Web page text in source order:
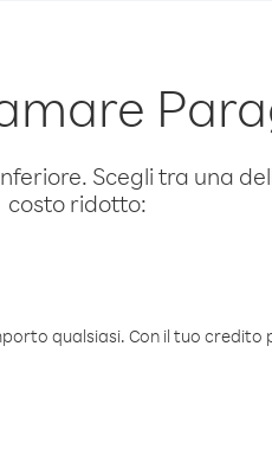
Scegli tra una
costo ridotto:
qualsiasi. Con il tuo